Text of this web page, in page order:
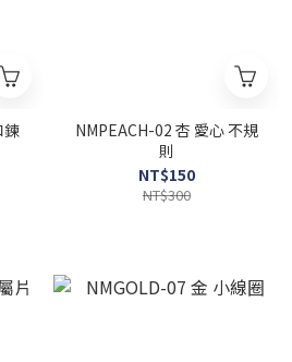
鍊
NMPEACH-02 杏 愛心 不規
則
NT$150
NT$300